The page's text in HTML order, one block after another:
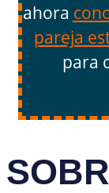
ahora
pareja
para